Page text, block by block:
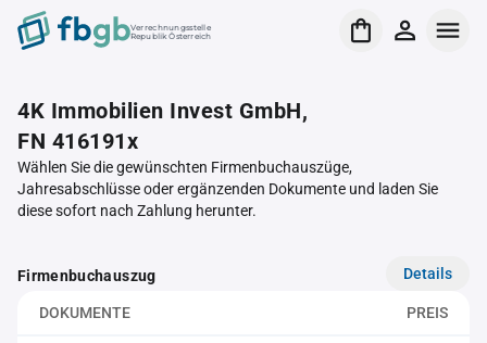
Verrechnungsstelle
Republik Österreich
4K Immobilien Invest GmbH,
FN 416191x
Wählen Sie die gewünschten Firmenbuchauszüge,
Jahresabschlüsse oder ergänzenden Dokumente und laden Sie
diese sofort nach Zahlung herunter.
Firmenbuchauszug Details
DOKUMENTE PREIS